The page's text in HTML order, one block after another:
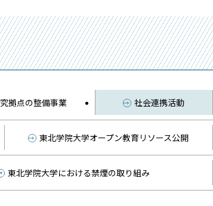
拠点の整備事業 社会連携活動
東北学院大学オープン教育リソース公開
東北学院大学における禁煙の取り組み